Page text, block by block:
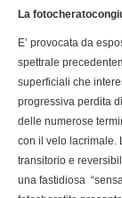
La
E’ provocata da
spettrale
superficiali che
progressiva perdita
delle numerose
con il velo lacrimale.
transitorio e
una fastidiosa